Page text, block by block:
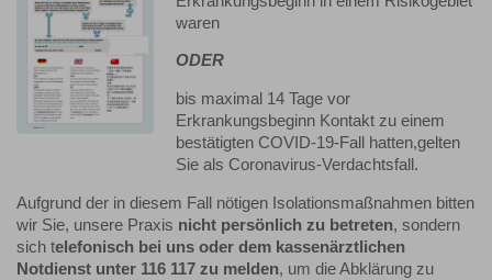
waren
ODER
bis maximal 14 Tage vor
Erkrankungsbeginn Kontakt zu einem
bestätigten COVID-19-Fall hatten,gelten
Sie als Coronavirus-Verdachtsfall.
Aufgrund der in diesem Fall nötigen Isolationsmaßnahmen bitten
wir Sie, unsere Praxis nicht persönlich zu betreten, sondern
sich telefonisch bei uns oder dem kassenärztlichen
Notdienst unter 116 117 zu melden, um die Abklärung zu